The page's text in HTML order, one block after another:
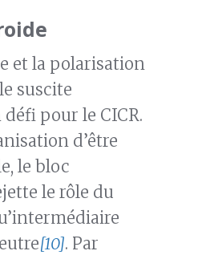
et la polarisation
suscite
pour le CICR.
d’être
le bloc
le rôle du
[10]. Par